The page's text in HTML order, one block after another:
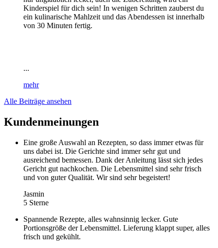
Kinderspiel für dich sein! In wenigen Schritten zauberst du
ein kulinarische Mahlzeit und das Abendessen ist innerhalb
von 30 Minuten fertig.
...
mehr
Alle Beiträge ansehen
Kundenmeinungen
Eine große Auswahl an Rezepten, so dass immer etwas für
uns dabei ist. Die Gerichte sind immer sehr gut und
ausreichend bemessen. Dank der Anleitung lässt sich jedes
Gericht gut nachkochen. Die Lebensmittel sind sehr frisch
und von guter Qualität. Wir sind sehr begeistert!
Jasmin
5 Sterne
Spannende Rezepte, alles wahnsinnig lecker. Gute
Portionsgröße der Lebensmittel. Lieferung klappt super, alles
frisch und gekühlt.